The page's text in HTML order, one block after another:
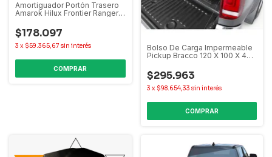
Amortiguador Portón Trasero
Amarok Hilux Frontier Ranger
$178.097
3 x $59.365,67 sin interés
COMPRAR
Bolso De Carga Impermeable
Pickup Bracco 120 X 100 X 45
$295.963
3 x $98.654,33 sin interés